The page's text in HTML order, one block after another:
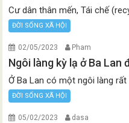
Cư dân thân mến, Tái chế
ĐỜI SỐNG XÃ HỘI
02/05/2023 Pham
Ngôi làng kỳ lạ ở Ba Lan
Ở Ba Lan có một ngôi làng rất
ĐỜI SỐNG XÃ HỘI
05/02/2023 dasa